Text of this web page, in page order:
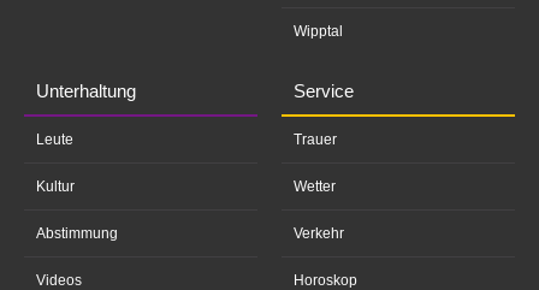
Wipptal
Unterhaltung
Leute
Kultur
Abstimmung
Videos
Service
Trauer
Wetter
Verkehr
Horoskop